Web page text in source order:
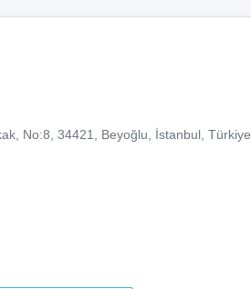
No:8, 34421, Beyoğlu, İstanbul, Türkiye